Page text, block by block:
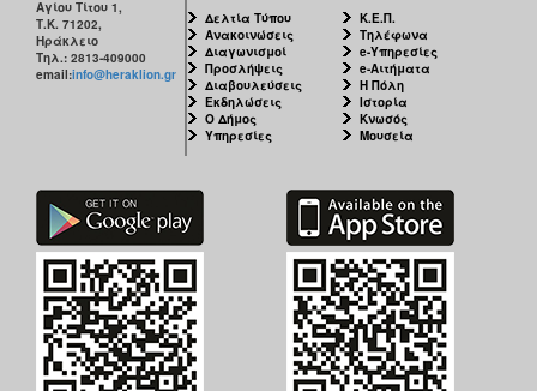
Αγίου Τίτου 1,
Τ.Κ. 71202,
Ηράκλειο
Τηλ.: 2813-409000
email:info@heraklion.gr
Δελτία Τύπου
Ανακοινώσεις
Διαγωνισμοί
Προσλήψεις
Διαβουλεύσεις
Εκδηλώσεις
Ο Δήμος
Υπηρεσίες
Κ.Ε.Π.
Τηλέφωνα
e-Υπηρεσίες
e-Αιτήματα
Η Πόλη
Ιστορία
Κνωσός
Μουσεία